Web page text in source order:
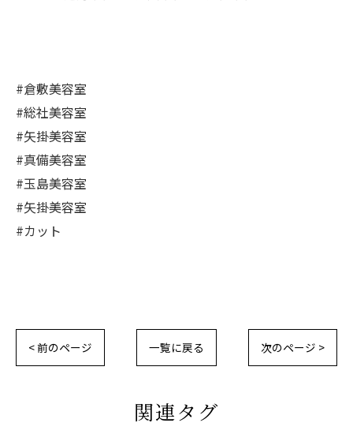
#倉敷美容室
#総社美容室
#矢掛美容室
#真備美容室
#玉島美容室
#矢掛美容室
#カット
< 前のページ 一覧に戻る 次のページ >
関連タグ